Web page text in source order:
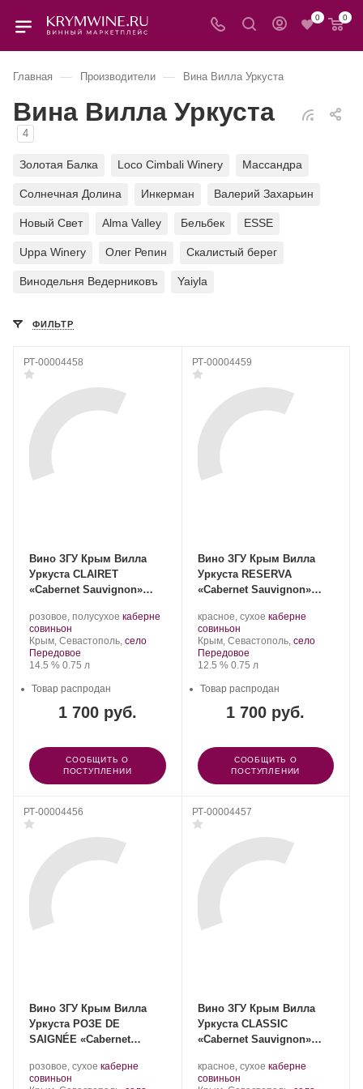
0 0
Главная — Производители — Вина Вилла Уркуста
Вина Вилла Уркуста
4
Золотая Балка Loco Cimbali Winery Массандра
Солнечная Долина Инкерман Валерий Захарьин
Новый Свет Alma Valley Бельбек ESSE
Uppa Winery Олег Репин Скалистый берег
Винодельня Ведерниковъ Yaiyla
ФИЛЬТР
РТ-00004458
Вино ЗГУ Крым Вилла
Уркуста CLAIRET
«Cabernet Sauvignon»
Производитель:
Вилла
Уркуста.
розовое, полусухое .
винограда:
каберне
совиньон
Регион:
Крым, Севастополь, село
Передовое
Крепость
14.5 %. Объем
0.75 л
1 700 руб.
Товар распродан
СООБЩИТЬ О
ПОСТУПЛЕНИИ
РТ-00004459
Вино ЗГУ Крым Вилла
Уркуста RESERVA
«Cabernet Sauvignon»
Производитель:
Вилла
Уркуста.
красное, сухое .
винограда:
каберне
совиньон.
Регион:
Крым, Севастополь, село
Передовое
Крепость
12.5 %. Объем
0.75 л
1 700 руб.
Товар распродан
СООБЩИТЬ О
ПОСТУПЛЕНИИ
РТ-00004456
Вино ЗГУ Крым Вилла
Уркуста РОЗЕ DE
SAIGNÉE «Cabernet
Производитель:
Вилла
розовое, сухое .каберне
совиньон
РТ-00004457
Вино ЗГУ Крым Вилла
Уркуста CLASSIC
«Cabernet Sauvignon»
Производитель:
Вилла
красное, сухое .каберне
совиньон.